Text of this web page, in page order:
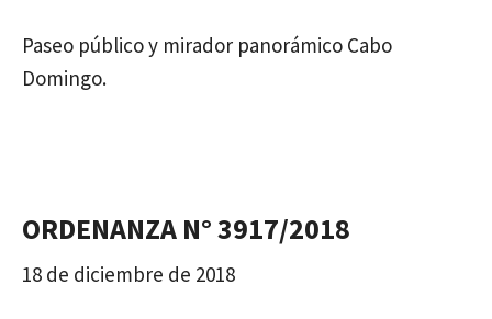
Paseo público y mirador panorámico Cabo
Domingo.
ORDENANZA N° 3917/2018
18 de diciembre de 2018